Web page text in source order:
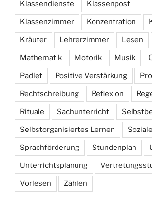
Klassendienste Klassenpost
Klassenzimmer Konzentration
Kräuter Lehrerzimmer Lesen
Mathematik Motorik Musik
Padlet Positive Verstärkung
Rechtschreibung Reflexion
Rituale Sachunterricht
Selbstorganisiertes Lernen
Sprachförderung Stundenplan
Unterrichtsplanung
Vorlesen Zählen